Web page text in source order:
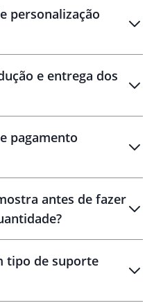
brinde
personalização
e entrega dos
brinde
48 horas
pagamento
antes de fazer
tipo de suporte